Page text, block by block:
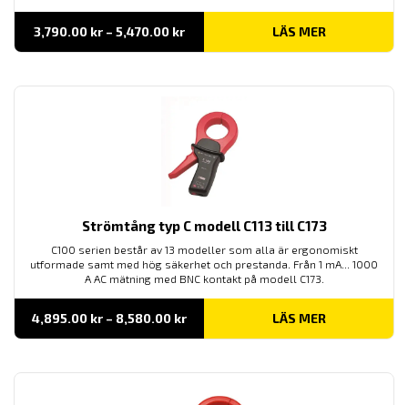
3,790.00 kr – 5,470.00 krPrisintervall:
till
LÄS MER
Strömtång typ C modell C113 till C173
C100 serien består av 13 modeller som alla är ergonomiskt
utformade samt med hög säkerhet och prestanda. Från 1 mA... 1000
A AC mätning med BNC kontakt på modell C173.
4,895.00 kr – 8,580.00 krPrisintervall:
till
LÄS MER